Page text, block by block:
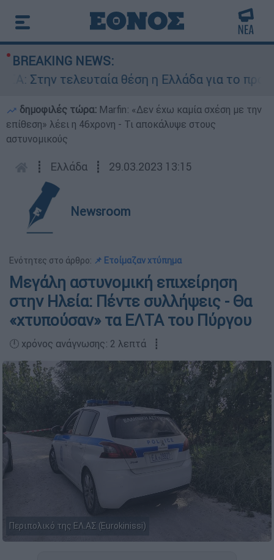
BREAKING NEWS:
τελευταία θέση η Ελλάδα για το
δημοφιλές τώρα: Marfin: «Δεν έχω καμία σχέση με την
επίθεση» λέει η 46χρονη - Τι αποκάλυψε στους
αστυνομικούς
┋ Ελλάδα ┋ 29.03.2023 13:15
Newsroom
Ενότητες στο άρθρο: 📌 Ετοίμαζαν χτύπημα
Μεγάλη αστυνομική επιχείρηση
στην Ηλεία: Πέντε συλλήψεις - Θα
«χτυπούσαν» τα ΕΛΤΑ του Πύργου
🕛 χρόνος ανάγνωσης: 2 λεπτά ┋
Περιπολικό της ΕΛ.ΑΣ (Eurokinissi)